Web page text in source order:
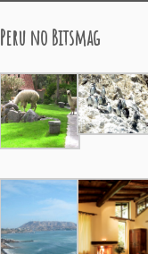
Peru no Bitsmag